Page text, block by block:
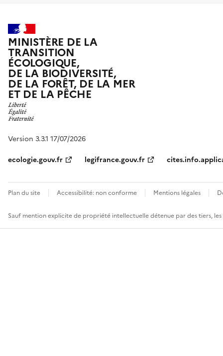
MINISTÈRE DE LA
TRANSITION
ÉCOLOGIQUE,
DE LA BIODIVERSITÉ,
DE LA FORÊT, DE LA MER
ET DE LA PÊCHE
Version 3.3.1 17/07/2026
ecologie.gouv.fr
legifrance.gouv.fr
Plan du site Accessibilité: non conforme Mentions légales
Sauf mention explicite de propriété intellectuelle détenue par des tiers,